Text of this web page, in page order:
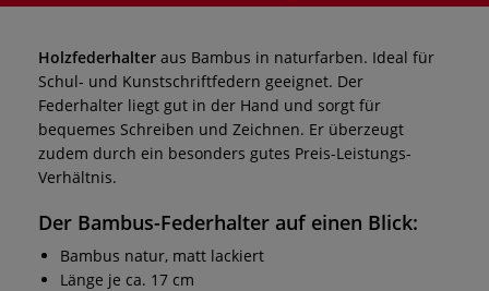
Holzfederhalter aus Bambus in naturfarben. Ideal für
Schul- und Kunstschriftfedern geeignet. Der
Federhalter liegt gut in der Hand und sorgt für
bequemes Schreiben und Zeichnen. Er überzeugt
zudem durch ein besonders gutes Preis-Leistungs-
Verhältnis.
Der Bambus-Federhalter auf einen Blick:
Bambus natur, matt lackiert
Länge je ca. 17 cm